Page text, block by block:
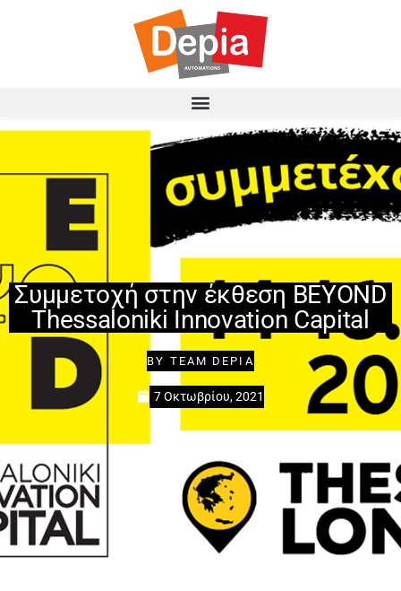
Συμμετοχή στην έκθεση BEYOND
Thessaloniki Innovation Capital
BY TEAM DEPIA
7 Οκτωβρίου, 2021